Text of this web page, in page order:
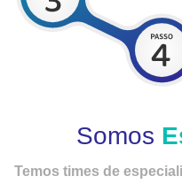
Somos
Temos times de